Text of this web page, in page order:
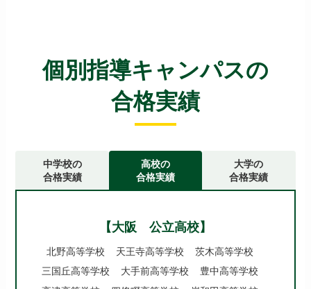
個別指導キャンパスの
合格実績
中学校の
合格実績
高校の
合格実績
大学の
合格実績
【大阪 公立高校】
北野高等学校 天王寺高等学校
茨木高等学校
三国丘高等学校
大手前高等学校
豊中高等学校